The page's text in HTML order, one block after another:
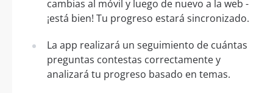
cambias al móvil y luego de nuevo a la web -
¡está bien! Tu progreso estará sincronizado.
La app realizará un seguimiento de cuántas
preguntas contestas correctamente y
analizará tu progreso basado en temas.